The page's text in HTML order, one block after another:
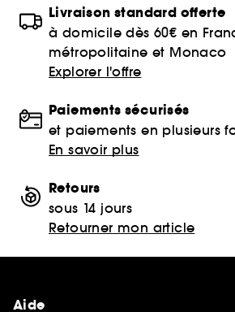
Livraison standard offerte
à domicile dès 60€ en
métropolitaine et Monaco
Explorer l'offre
Paiements sécurisés
et paiements en plusieurs
En savoir plus
Retours
sous 14 jours
Retourner mon article
Aide